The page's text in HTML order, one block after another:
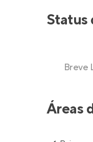
Status
Breve
Áreas